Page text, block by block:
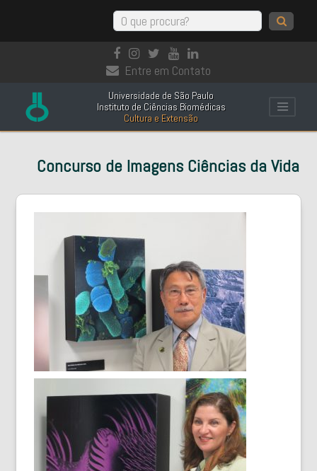
Entre em Contato
Universidade de São Paulo
Instituto de Ciências Biomédicas
Cultura e Extensão
Concurso de Imagens Ciências da Vida